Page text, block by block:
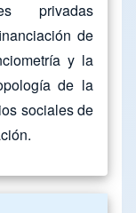
privadas
de
y la
de la
sociales de